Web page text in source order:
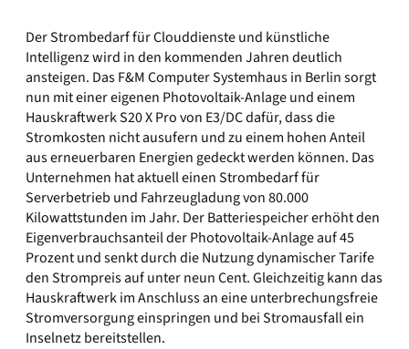
Der Strombedarf für Clouddienste und künstliche
Intelligenz wird in den kommenden Jahren deutlich
ansteigen. Das F&M Computer Systemhaus in Berlin sorgt
nun mit einer eigenen Photovoltaik-Anlage und einem
Hauskraftwerk S20 X Pro von E3/DC dafür, dass die
Stromkosten nicht ausufern und zu einem hohen Anteil
aus erneuerbaren Energien gedeckt werden können. Das
Unternehmen hat aktuell einen Strombedarf für
Serverbetrieb und Fahrzeugladung von 80.000
Kilowattstunden im Jahr. Der Batteriespeicher erhöht den
Eigenverbrauchsanteil der Photovoltaik-Anlage auf 45
Prozent und senkt durch die Nutzung dynamischer Tarife
den Strompreis auf unter neun Cent. Gleichzeitig kann das
Hauskraftwerk im Anschluss an eine unterbrechungsfreie
Stromversorgung einspringen und bei Stromausfall ein
Inselnetz bereitstellen.